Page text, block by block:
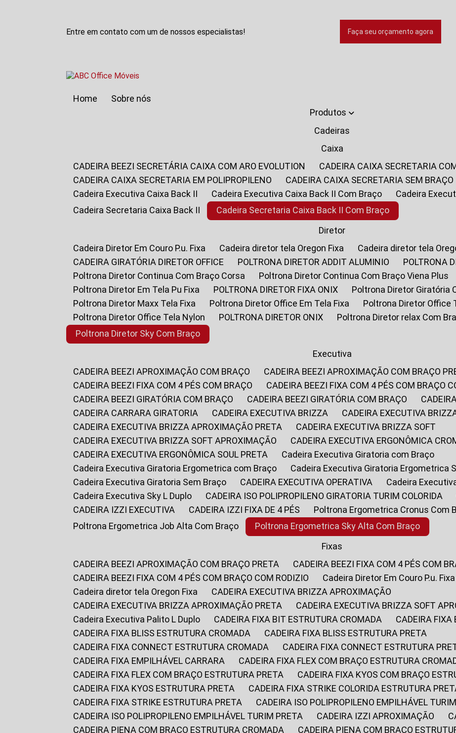
Entre em contato com um de nossos especialistas! Faça seu orçamento agora
Home
Sobre nós
Produtos
Cadeiras
Caixa
CADEIRA BEEZI SECRETÁRIA CAIXA COM ARO EVOLUTION
CADEIRA CAIXA SECRETARIA
CADEIRA CAIXA SECRETARIA EM POLIPROPILENO
CADEIRA CAIXA SECRETARIA SEM BRAÇO
Cadeira Executiva Caixa Back II
Cadeira Executiva Caixa Back II Com Braço
Cadeira
Cadeira Secretaria Caixa Back II
Cadeira Secretaria Caixa Back II Com Braço
Diretor
Cadeira Diretor Em Couro P.u. Fixa
Cadeira diretor tela Oregon Fixa
Cadeira diretor tela
CADEIRA GIRATÓRIA DIRETOR OFFICE
POLTRONA DIRETOR ADDIT ALUMINIO
POLTRONA
Poltrona Diretor Continua Com Braço Corsa
Poltrona Diretor Continua Com Braço Viena Plus
Poltrona Diretor Em Tela Pu Fixa
POLTRONA DIRETOR FIXA ONIX
Poltrona Diretor Giratória
Poltrona Diretor Maxx Tela Fixa
Poltrona Diretor Office Em Tela Fixa
Poltrona Diretor Office
Poltrona Diretor Office Tela Nylon
POLTRONA DIRETOR ONIX
Poltrona Diretor relax Com
Poltrona Diretor Sky Com Braço
Executiva
CADEIRA BEEZI APROXIMAÇÃO COM BRAÇO
CADEIRA BEEZI APROXIMAÇÃO COM BRAÇO
CADEIRA BEEZI FIXA COM 4 PÉS COM BRAÇO
CADEIRA BEEZI FIXA COM 4 PÉS COM BRAÇO
CADEIRA BEEZI GIRATÓRIA COM BRAÇO
CADEIRA BEEZI GIRATÓRIA COM BRAÇO
CADEIRA CARRARA GIRATORIA
CADEIRA EXECUTIVA BRIZZA
CADEIRA EXECUTIVA
CADEIRA EXECUTIVA BRIZZA APROXIMAÇÃO PRETA
CADEIRA EXECUTIVA BRIZZA SOFT
CADEIRA EXECUTIVA BRIZZA SOFT APROXIMAÇÃO
CADEIRA EXECUTIVA ERGONÔMICA
CADEIRA EXECUTIVA ERGONÔMICA SOUL PRETA
Cadeira Executiva Giratoria com Braço
Cadeira Executiva Giratoria Ergometrica com Braço
Cadeira Executiva Giratoria Ergometrica
Cadeira Executiva Giratoria Sem Braço
CADEIRA EXECUTIVA OPERATIVA
Cadeira
Cadeira Executiva Sky L Duplo
CADEIRA ISO POLIPROPILENO GIRATORIA TURIM COLORIDA
CADEIRA IZZI EXECUTIVA
CADEIRA IZZI FIXA DE 4 PÉS
Poltrona Ergometrica Cronus Com
Poltrona Ergometrica Job Alta Com Braço
Poltrona Ergometrica Sky Alta Com Braço
Fixas
CADEIRA BEEZI APROXIMAÇÃO COM BRAÇO PRETA
CADEIRA BEEZI FIXA COM 4 PÉS COM
CADEIRA BEEZI FIXA COM 4 PÉS COM BRAÇO COM RODIZIO
Cadeira Diretor Em Couro P.u. Fixa
Cadeira diretor tela Oregon Fixa
CADEIRA EXECUTIVA BRIZZA APROXIMAÇÃO
CADEIRA EXECUTIVA BRIZZA APROXIMAÇÃO PRETA
CADEIRA EXECUTIVA BRIZZA SOFT
Cadeira Executiva Palito L Duplo
CADEIRA FIXA BIT ESTRUTURA CROMADA
CADEIRA
CADEIRA FIXA BLISS ESTRUTURA CROMADA
CADEIRA FIXA BLISS ESTRUTURA PRETA
CADEIRA FIXA CONNECT ESTRUTURA CROMADA
CADEIRA FIXA CONNECT ESTRUTURA
CADEIRA FIXA EMPILHÁVEL CARRARA
CADEIRA FIXA FLEX COM BRAÇO ESTRUTURA
CADEIRA FIXA FLEX COM BRAÇO ESTRUTURA PRETA
CADEIRA FIXA KYOS COM BRAÇO
CADEIRA FIXA KYOS ESTRUTURA PRETA
CADEIRA FIXA STRIKE COLORIDA ESTRUTURA
CADEIRA FIXA STRIKE ESTRUTURA PRETA
CADEIRA ISO POLIPROPILENO EMPILHÁVEL
CADEIRA ISO POLIPROPILENO EMPILHÁVEL TURIM PRETA
CADEIRA IZZI APROXIMAÇÃO
CADEIRA PIENA COM BRAÇO ESTRUTURA CROMADA
CADEIRA PIENA COM BRAÇO